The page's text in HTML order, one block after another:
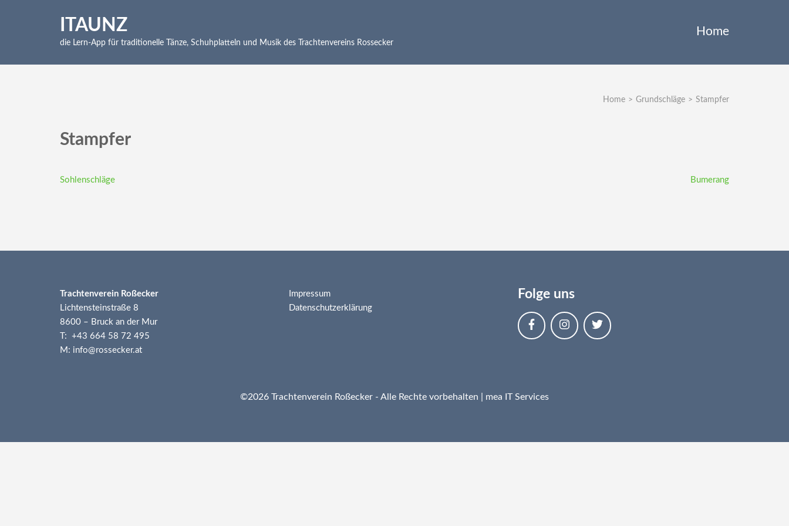
Enter)
ITAUNZ
die Lern-App für traditionelle Tänze, Schuhplatteln und Musik des Trachtenvereins Rossecker
Home
Home > Grundschläge > Stampfer
Stampfer
Beitragsnavigation
Sohlenschläge Bumerang
Trachtenverein Roßecker
Lichtensteinstraße 8
8600 – Bruck an der Mur
T: +43 664 58 72 495
M: info@rossecker.at
Impressum
Datenschutzerklärung
Folge uns
©2026 Trachtenverein Roßecker - Alle Rechte vorbehalten | mea IT Services